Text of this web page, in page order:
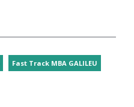
Fast Track MBA GALILEU